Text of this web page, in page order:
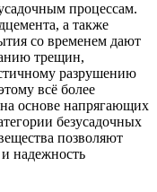
процессам.
а также
со временем дают
трещин,
разрушению
всё более
основе напрягающих
безусадочных
позволяют
надежность